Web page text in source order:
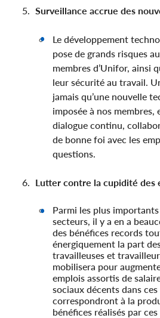
Surveillance accrue des
Le développement
pose de grands risques
membres d’Unifor, ainsi
leur sécurité au travail.
jamais qu’une nouvelle
imposée à nos membres,
dialogue continu,
de bonne foi avec les
questions.
Lutter contre la cupidité des
Parmi les plus
secteurs, il y a en a
des bénéfices records
énergiquement la part
travailleuses et
mobilisera pour
emplois assortis de
sociaux décents dans
correspondront à la
bénéfices réalisés par ces